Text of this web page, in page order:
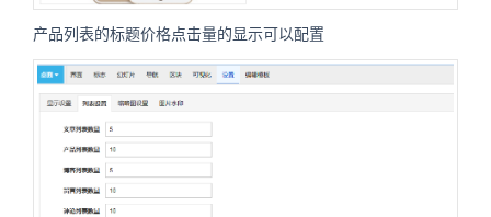
产品列表的标题价格点击量的显示可以配置